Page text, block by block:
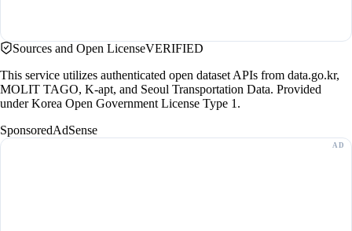
Sources and Open LicenseVERIFIED
This service utilizes authenticated open dataset APIs from data.go.kr,
MOLIT TAGO, K-apt, and Seoul Transportation Data. Provided
under Korea Open Government License Type 1.
SponsoredAdSense